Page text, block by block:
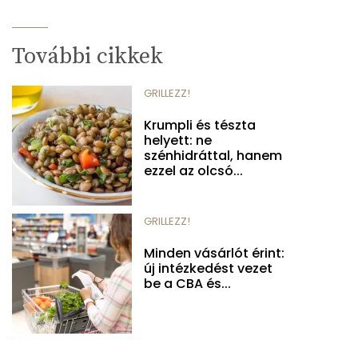
További cikkek
GRILLEZZ!
Krumpli és tészta
helyett: ne
szénhidráttal, hanem
ezzel az olcsó...
GRILLEZZ!
Minden vásárlót érint:
új intézkedést vezet
be a CBA és...